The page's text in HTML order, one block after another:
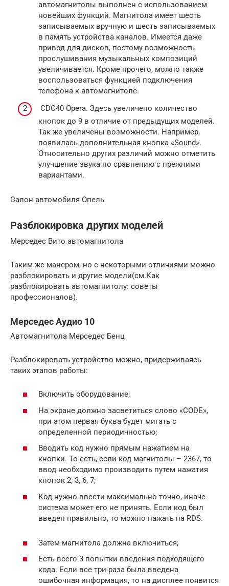
автомагнитолы выполнен с использованием
новейших функций. Магнитола имеет шесть
записываемых вручную и шесть записываемых
в память устройства каналов. Имеется даже
привод для дисков, поэтому возможность
прослушивания музыкальных композиций
увеличивается. Кроме прочего, можно также
воспользоваться функцией подключения
телефона к автомагнитоле.
CDC40 Opera. Здесь увеличено количество
кнопок до 9 в отличие от предыдущих моделей.
Так же увеличены возможности. Например,
появилась дополнительная кнопка «Sound».
Относительно других различий можно отметить
улучшение звука по сравнению с прежними
вариантами.
Салон автомобиля Опель
Разблокировка других моделей
Мерседес Вито автомагнитола
Таким же манером, но с некоторыми отличиями можно
разблокировать и другие модели(см.Как
разблокировать автомагнитолу: советы
профессионалов).
Мерседес Аудио 10
Автомагнитола Мерседес Бенц
Разблокировать устройство можно, придерживаясь
таких этапов работы:
Включить оборудование;
На экране должно засветиться слово «CODE»,
при этом первая буква будет мигать с
определенной периодичностью;
Вводить код нужно прямым нажатием на
кнопки. То есть, если код магнитолы – 2367, то
ввод необходимо производить путем нажатия
кнопок 2, 3, 6, 7;
Код нужно ввести максимально точно, иначе
система может его не принять. Если код был
введен правильно, то можно нажать на RDS.
Затем магнитола должна включиться;
Есть всего 3 попытки введения подходящего
кода. Если все три раза была введена
ошибочная информация, то на дисплее появится